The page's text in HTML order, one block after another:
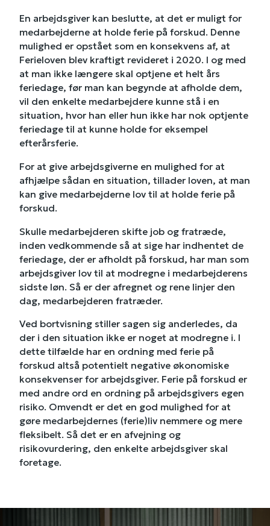
En arbejdsgiver kan beslutte, at det er muligt for
medarbejderne at holde ferie på forskud. Denne
mulighed er opstået som en konsekvens af, at
Ferieloven blev kraftigt revideret i 2020. I og med
at man ikke længere skal optjene et helt års
feriedage, før man kan begynde at afholde dem,
vil den enkelte medarbejdere kunne stå i en
situation, hvor han eller hun ikke har nok optjente
feriedage til at kunne holde for eksempel
efterårsferie.
For at give arbejdsgiverne en mulighed for at
afhjælpe sådan en situation, tillader loven, at man
kan give medarbejderne lov til at holde ferie på
forskud.
Skulle medarbejderen skifte job og fratræde,
inden vedkommende så at sige har indhentet de
feriedage, der er afholdt på forskud, har man som
arbejdsgiver lov til at modregne i medarbejderens
sidste løn. Så er der afregnet og rene linjer den
dag, medarbejderen fratræder.
Ved bortvisning stiller sagen sig anderledes, da
der i den situation ikke er noget at modregne i. I
dette tilfælde har en ordning med ferie på
forskud altså potentielt negative økonomiske
konsekvenser for arbejdsgiver. Ferie på forskud er
med andre ord en ordning på arbejdsgivers egen
risiko. Omvendt er det en god mulighed for at
gøre medarbejdernes (ferie)liv nemmere og mere
fleksibelt. Så det er en afvejning og
risikovurdering, den enkelte arbejdsgiver skal
foretage.